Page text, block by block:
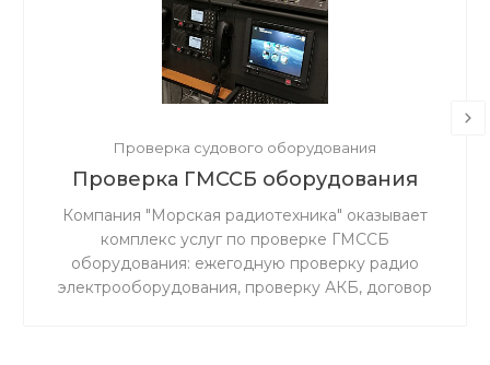
Проверка судового оборудования
Проверка ГМССБ оборудования
Компания "Морская радиотехника" оказывает
комплекс услуг по проверке ГМССБ
оборудования: ежегодную проверку радио
электрооборудования, проверку АКБ, договор